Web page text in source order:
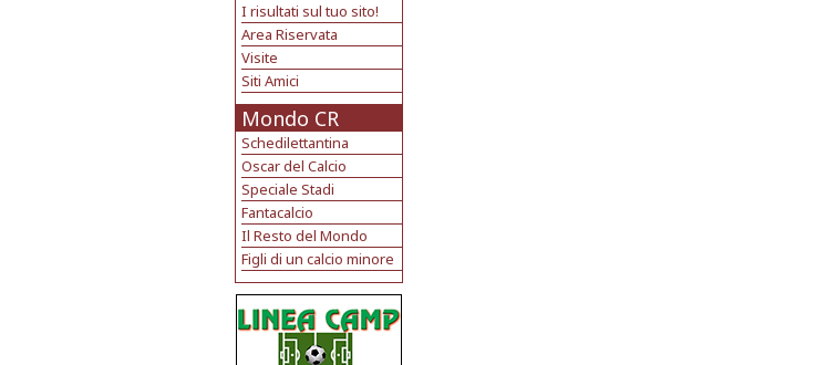
I risultati sul tuo sito!
Area Riservata
Visite
Siti Amici
Mondo CR
Schedilettantina
Oscar del Calcio
Speciale Stadi
Fantacalcio
Il Resto del Mondo
Figli di un calcio minore